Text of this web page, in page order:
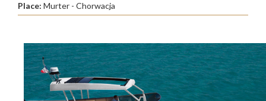
Place: Murter - Chorwacja